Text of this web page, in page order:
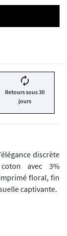
autorenew
Retours sous 30
jours
discrète
avec 3%
floral, fin
captivante.